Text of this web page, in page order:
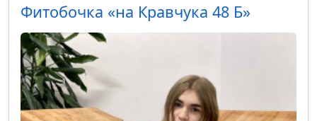
Фитобочка «‎на Кравчука 48 Б» ‎